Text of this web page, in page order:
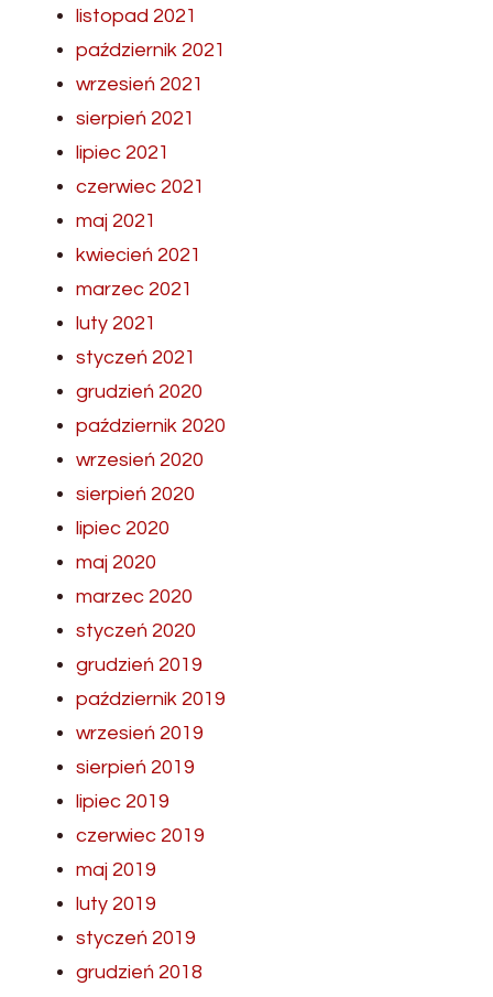
listopad 2021
październik 2021
wrzesień 2021
sierpień 2021
lipiec 2021
czerwiec 2021
maj 2021
kwiecień 2021
marzec 2021
luty 2021
styczeń 2021
grudzień 2020
październik 2020
wrzesień 2020
sierpień 2020
lipiec 2020
maj 2020
marzec 2020
styczeń 2020
grudzień 2019
październik 2019
wrzesień 2019
sierpień 2019
lipiec 2019
czerwiec 2019
maj 2019
luty 2019
styczeń 2019
grudzień 2018